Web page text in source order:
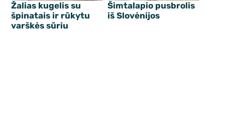
Žalias kugelis su
špinatais ir rūkytu
varškės sūriu
Šimtalapio pusbrolis
iš Slovėnijos